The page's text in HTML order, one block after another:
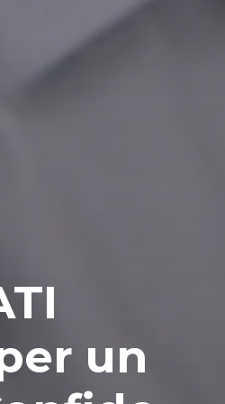
un